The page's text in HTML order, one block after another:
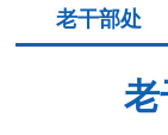
老干部处
老